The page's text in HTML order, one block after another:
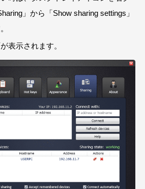
」から「Show sharing settings」
表示されます。